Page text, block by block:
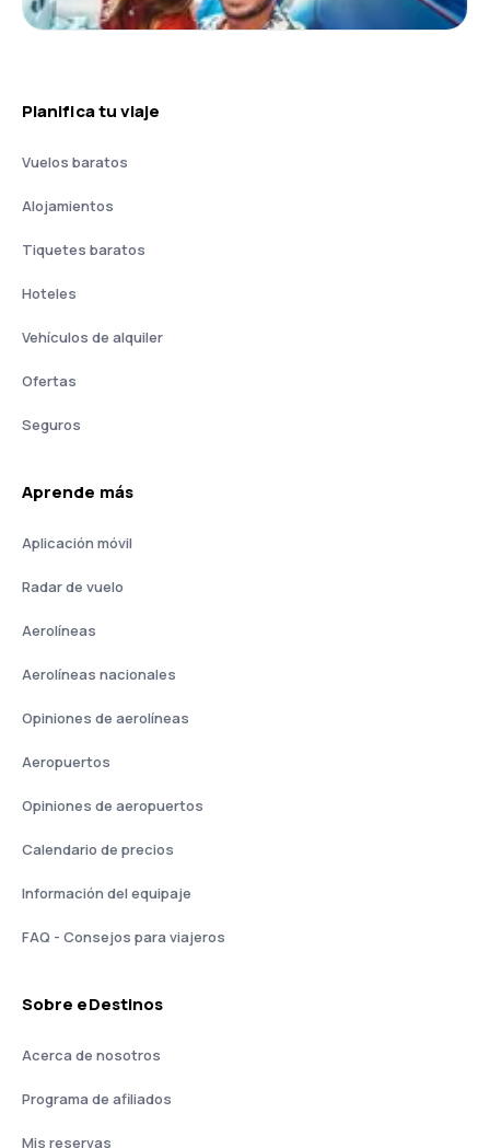
Planifica tu viaje
Vuelos baratos
Alojamientos
Tiquetes baratos
Hoteles
Vehículos de alquiler
Ofertas
Seguros
Aprende más
Aplicación móvil
Radar de vuelo
Aerolíneas
Aerolíneas nacionales
Opiniones de aerolíneas
Aeropuertos
Opiniones de aeropuertos
Calendario de precios
Información del equipaje
FAQ - Consejos para viajeros
Sobre eDestinos
Acerca de nosotros
Programa de afiliados
Mis reservas